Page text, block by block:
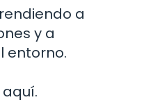
a
y a
entorno.